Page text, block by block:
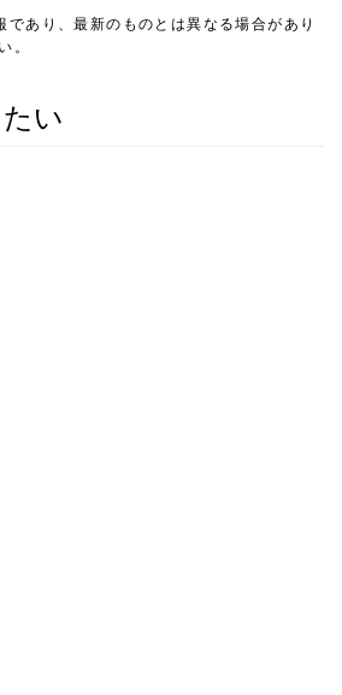
あり、最新のものとは異なる場合があり
。
い